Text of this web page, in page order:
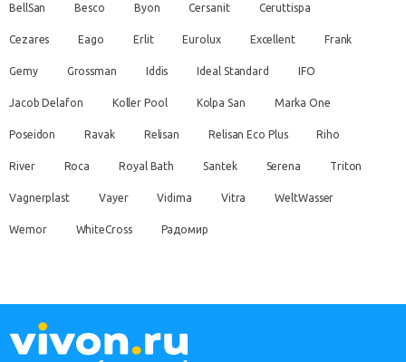
BellSan Besco Byon Cersanit Ceruttispa
Cezares Eago Erlit Eurolux Excellent Frank
Gemy Grossman Iddis Ideal Standard IFO
Jacob Delafon Koller Pool Kolpa San Marka One
Poseidon Ravak Relisan Relisan Eco Plus Riho
River Roca Royal Bath Santek Serena Triton
Vagnerplast Vayer Vidima Vitra WeltWasser
Wemor WhiteCross Радомир